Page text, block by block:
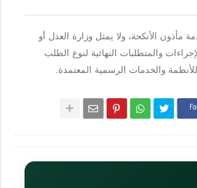
مأذون الأنكحة، ولا يمثل وزارة العدل أو
والمتطلبات النهائية لنوع الطلب
والخدمات الرسمية المعتمدة.